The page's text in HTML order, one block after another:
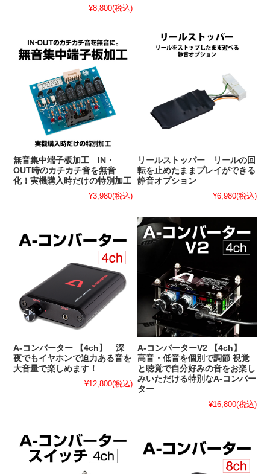
¥8,800(税込)
無音集中端子板加工 IN・
OUT時のカチカチ音を無音
化！実機購入時だけの特別加工
¥3,980(税込)
リールストッパー リールの回
転を止めたままプレイができる
静音オプション
¥6,980(税込)
A-コンバーター 【4ch】 深
夜でもイヤホンで迫力ある音を
大音量で楽しめます！
¥12,800(税込)
A-コンバーターV2 【4ch】
高音・低音を個別で調節 視覚
と聴覚で自分好みの音をお楽し
みいただける特別なA-コンバー
ター
¥16,800(税込)